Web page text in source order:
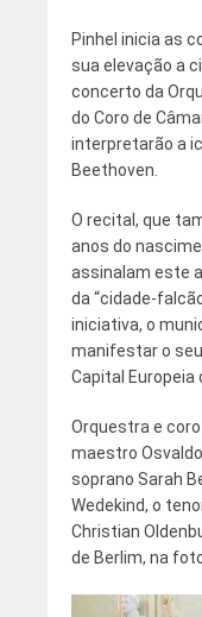
Pinhel inicia as
sua elevação a
concerto da
do Coro de
interpretarão a
Beethoven.
O recital, que
anos do
assinalam este
da “cidade-
iniciativa, o
manifestar o
Capital Europeia
Orquestra e
maestro
soprano Sarah
Wedekind, o
Christian
de Berlim, na